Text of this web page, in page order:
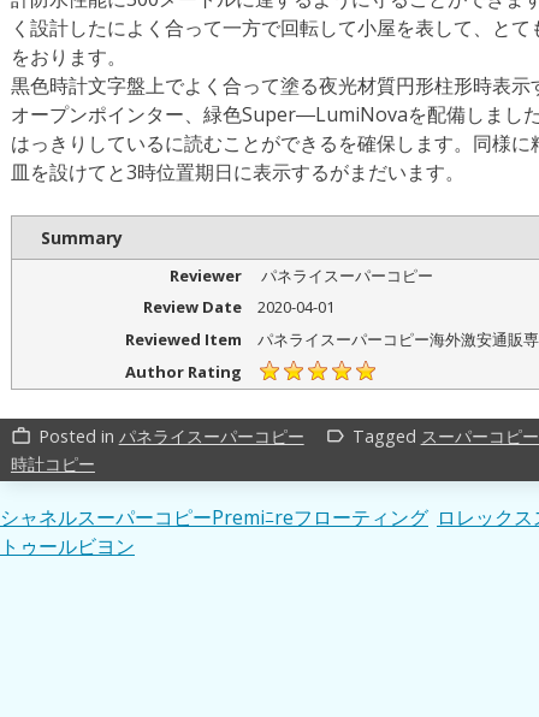
く設計したによく合って一方で回転して小屋を表して、と
をおります。
黒色時計文字盤上でよく合って塗る夜光材質円形柱形時表
オープンポインター、緑色Super―LumiNovaを配備しまし
はっきりしているに読むことができるを確保します。同様
皿を設けてと3時位置期日に表示するがまだいます。
Summary
Reviewer
パネライスーパーコピー
Review Date
2020-04-01
Reviewed Item
パネライスーパーコピー海外激安通販
Author Rating
work_outline Posted in パネライスーパーコピー label_outline Tagged スーパーコピ
時計コピー
投
稿
シャネルスーパーコピーPremiﾆreフローティング
トゥールビヨン
ロレック